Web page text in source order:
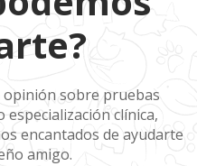
opinión sobre pruebas
especialización clínica,
encantados de ayudarte
amigo.